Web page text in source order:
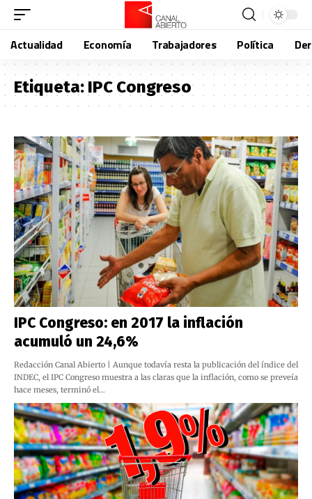
Actualidad Economía Trabajadores Política
Etiqueta:IPC Congreso
IPC Congreso: en 2017 la inflación
acumuló un 24,6%
Redacción Canal Abierto | Aunque todavía resta la publicación del índice del
INDEC, el IPC Congreso muestra a las claras que la inflación, como se preveía
hace meses, terminó el…